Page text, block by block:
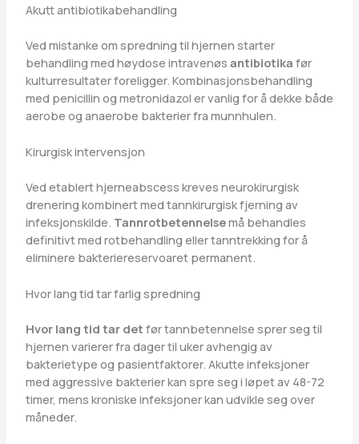
Akutt antibiotikabehandling
Ved mistanke om spredning til hjernen starter
behandling med høydose intravenøs antibiotika før
kulturresultater foreligger. Kombinasjonsbehandling
med penicillin og metronidazol er vanlig for å dekke både
aerobe og anaerobe bakterier fra munnhulen.
Kirurgisk intervensjon
Ved etablert hjerneabscess kreves neurokirurgisk
drenering kombinert med tannkirurgisk fjerning av
infeksjonskilde. Tannrotbetennelsemå behandles
definitivt med rotbehandling eller tanntrekking for å
eliminere bakteriereservoaret permanent.
Hvor lang tid tar farlig spredning
Hvor lang tid tar det før tannbetennelse sprer seg til
hjernen varierer fra dager til uker avhengig av
bakterietype og pasientfaktorer. Akutte infeksjoner
med aggressive bakterier kan spre seg i løpet av 48-72
timer, mens kroniske infeksjoner kan udvikle seg over
måneder.